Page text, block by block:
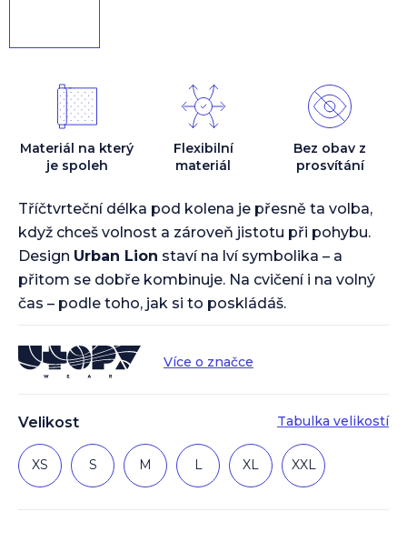
Velikost Tabulka velikostí
XS S M L XL XXL
Tříčtvrteční délka pod kolena je přesně ta volba,
když chceš volnost a zároveň jistotu při pohybu.
Design Urban Lion staví na lví symbolika – a
přitom se dobře kombinuje. Na cvičení i na volný
čas – podle toho, jak si to poskládáš.
Více o značce
Materiál na který
je spoleh
Flexibilní
materiál
Bez obav z
prosvítání